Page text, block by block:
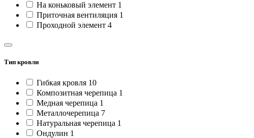
На коньковый элемент 1
Приточная вентиляция 1
Проходной элемент 4
Тип кровли
Гибкая кровля 10
Композитная черепица 1
Медная черепица 1
Металлочерепица 7
Натуральная черепица 1
Ондулин 1